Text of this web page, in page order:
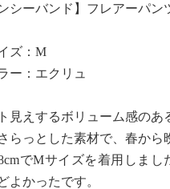
シーバンド】フレアーパン
ズ：M
ー：エクリュ
見えするボリューム感のあ
らっとした素材で、春から
でMサイズを着用しま
よかったです。